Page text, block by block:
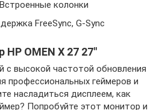
Встроенные колонки
FreeSync, G-Sync
OMEN X 27 27″
с высокой частотой обновления
профессиональных геймеров и
насладиться дисплеем, как
Попробуйте этот монитор и